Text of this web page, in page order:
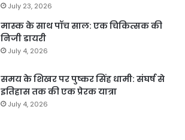
July 23, 2026
मास्क के साथ पॉच साल: एक चिकित्सक की
निजी डायरी
July 4, 2026
समय के शिखर पर पुष्कर सिंह धामी: संघर्ष से
इतिहास तक की एक प्रेरक यात्रा
July 4, 2026